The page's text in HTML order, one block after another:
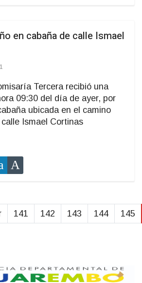
en cabaña de calle Ismael
Tercera recibió una
09:30 del día de ayer, por
ubicada en el camino
Ismael Cortinas
141 142 143 144 145